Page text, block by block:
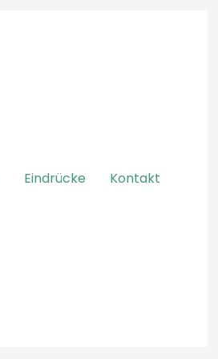
Eindrücke Kontakt